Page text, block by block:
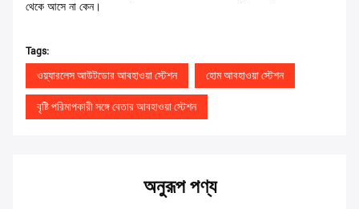
থেকে আসে না কেন।
Tags:
ওয়্যারলেস আউটডোর আবহাওয়া স্টেশন হোম আবহাওয়া স্টেশন
বৃষ্টি পরিমাপকারী সঙ্গে বেতার আবহাওয়া স্টেশন
অনুরূপ পণ্য